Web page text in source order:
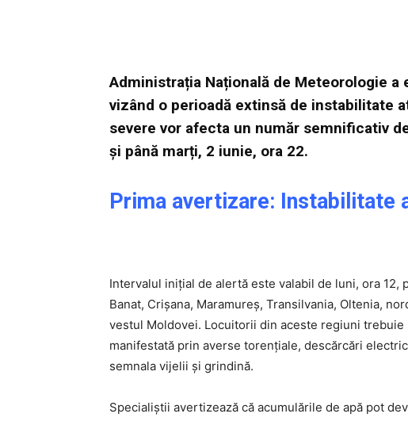
Administrația Națională de Meteorologie
vizând o perioadă extinsă de instabilitate
severe vor afecta un număr semnificativ
și până marți, 2 iunie, ora 22.
Prima avertizare: Instabilitate
Intervalul inițial de alertă este valabil de luni, ora 12,
Banat, Crișana, Maramureș, Transilvania, Oltenia,
vestul Moldovei. Locuitorii din aceste regiuni
manifestată prin averse torențiale, descărcări
semnala vijelii și grindină.
Specialiștii avertizează că acumulările de apă pot